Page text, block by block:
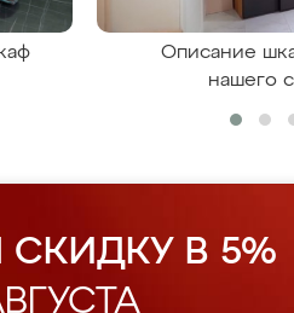
Описание
нашего
В 5%